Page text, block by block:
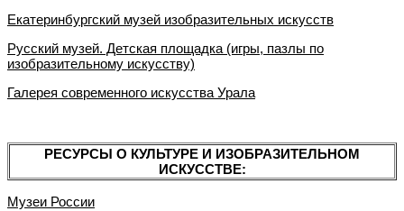
Екатеринбургский музей изобразительных искусств
Русский музей. Детская площадка (игры, пазлы по
изобразительному искусству)
Галерея современного искусства Урала
РЕСУРСЫ О КУЛЬТУРЕ И ИЗОБРАЗИТЕЛЬНОМ
ИСКУССТВЕ:
Музеи России